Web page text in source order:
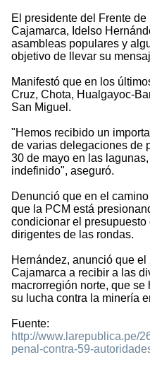
El presidente del Frente
Cajamarca, Idelso
asambleas populares y
objetivo de llevar su
Manifestó que en los
Cruz, Chota, Hualgayoc-
San Miguel.
"Hemos recibido un
de varias delegaciones de
30 de mayo en las
indefinido", aseguró.
Denunció que en el
que la PCM está
condicionar el
dirigentes de las rondas.
Hernández, anunció que
Cajamarca a recibir a las
macrorregión norte, que
su lucha contra la minería
Fuente:
http://www.larepublica.pe/
penal-contra-59-